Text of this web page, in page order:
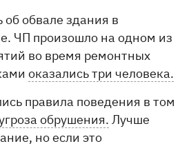
обвале здания в
ЧП произошло на одном из
во время ремонтных
оказались три человека.
правила поведения в том
обрушения. Лучше
но если это